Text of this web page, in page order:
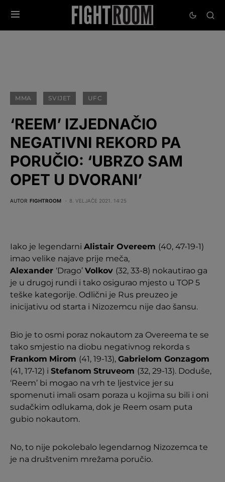
MMA SVIJET UFC
‘REEM’ IZJEDNAČIO
NEGATIVNI REKORD PA
PORUČIO: ‘UBRZO SAM
OPET U DVORANI’
AUTOR FIGHTROOM 8. VELJAČE 2021. 14:25
Iako je legendarni Alistair Overeem (40, 47-19-1)
imao velike najave prije meča,
Alexander ‘Drago’ Volkov (32, 33-8) nokautirao ga
je u drugoj rundi i tako osigurao mjesto u TOP 5
teške kategorije. Odlični je Rus preuzeo je
inicijativu od starta i Nizozemcu nije dao šansu.
Bio je to osmi poraz nokautom za Overeema te se
tako smjestio na diobu negativnog rekorda s
Frankom Mirom (41, 19-13), Gabrielom Gonzagom
(41, 17-12) i Stefanom Struveom (32, 29-13). Doduše,
‘Reem’ bi mogao na vrh te ljestvice jer su
spomenuti imali osam poraza u kojima su bili i oni
sudačkim odlukama, dok je Reem osam puta
gubio nokautom.
No, to nije pokolebalo legendarnog Nizozemca te
je na društvenim mrežama poručio.